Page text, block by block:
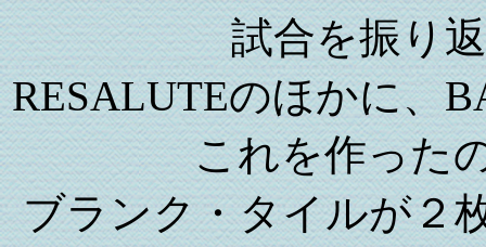
試合を振り
RESALUTEのほかに、
これを作った
ブランク・タイルが２